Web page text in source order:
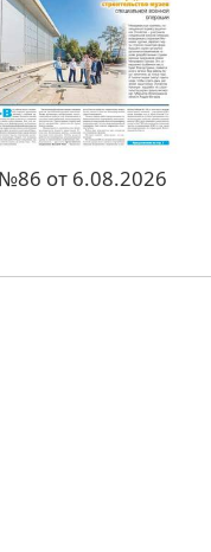
№86 от 6.08.2026